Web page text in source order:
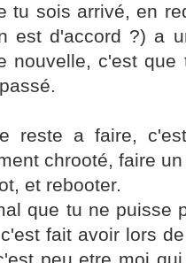
tu sois arrivé, en
est d'accord ?) a
nouvelle, c'est
reste a faire,
chrooté, faire
et rebooter.
que tu ne puisse
fait avoir lors